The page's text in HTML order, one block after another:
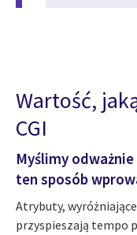
Wartość,
CGI
Myślimy
ten sposób
Atrybuty,
przyspieszają tempo